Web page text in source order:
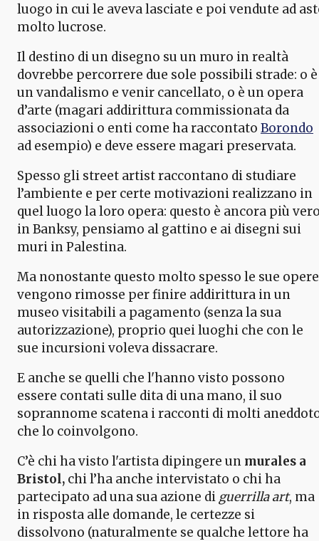
luogo in cui le aveva lasciate e poi vendute ad
molto lucrose.
Il destino di un disegno su un muro in realtà
dovrebbe percorrere due sole possibili strade: o è
un vandalismo e venir cancellato, o è un opera
d’arte (magari addirittura commissionata da
associazioni o enti come ha raccontato Borondo
ad esempio) e deve essere magari preservata.
Spesso gli street artist raccontano di studiare
l’ambiente e per certe motivazioni realizzano in
quel luogo la loro opera: questo è ancora più
in Banksy, pensiamo al gattino e ai disegni sui
muri in Palestina.
Ma nonostante questo molto spesso le sue opere
vengono rimosse per finire addirittura in un
museo visitabili a pagamento (senza la sua
autorizzazione), proprio quei luoghi che con le
sue incursioni voleva dissacrare.
E anche se quelli che l'hanno visto possono
essere contati sulle dita di una mano, il suo
soprannome scatena i racconti di molti
che lo coinvolgono.
C’è chi ha visto l'artista dipingere un murales a
Bristol, chi l’ha anche intervistato o chi ha
partecipato ad una sua azione di guerrilla art, ma
in risposta alle domande, le certezze si
dissolvono (naturalmente se qualche lettore ha